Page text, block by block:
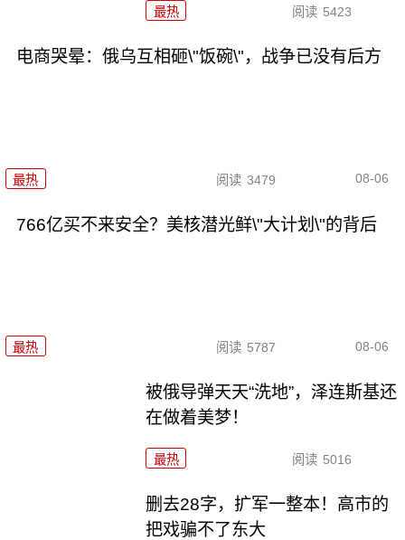
最热 阅读 5423
电商哭晕：俄乌互相砸\"饭碗\"，战争已没有后方
最热 阅读 3479 08-06
766亿买不来安全？美核潜光鲜\"大计划\"的背后
最热 阅读 5787 08-06
被俄导弹天天“洗地”，泽连斯基还
在做着美梦！
最热 阅读 5016
删去28字，扩军一整本！高市的
把戏骗不了东大